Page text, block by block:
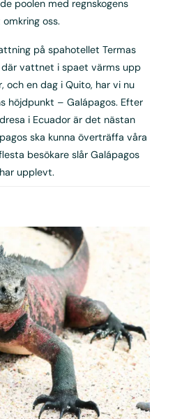
poolen med regnskogens
oss.
på spahotellet Termas
där vattnet i spaet värms upp
och en dag i Quito, har vi nu
höjdpunkt – Galápagos. Efter
i Ecuador är det nästan
ska kunna överträffa våra
besökare slår Galápagos
upplevt.